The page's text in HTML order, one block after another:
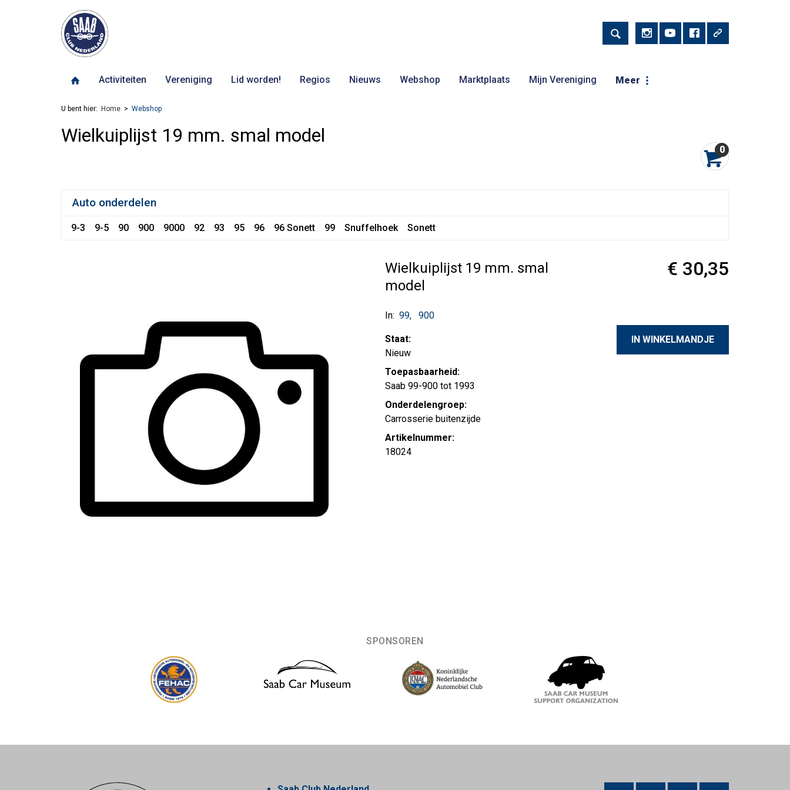
Activiteiten Vereniging Lid worden! Regios Nieuws Webshop Marktplaats Mijn Vereniging Meer
U bent hier: Home Webshop
Wielkuiplijst 19 mm. smal model
0
Auto onderdelen
9-3 9-5 90 900 9000 92 93 95 96 96 Sonett 99 Snuffelhoek Sonett
Wielkuiplijst 19 mm. smal
model
In: 99 900
Staat:
Nieuw
Toepasbaarheid:
Saab 99-900 tot 1993
Onderdelengroep:
Carrosserie buitenzijde
Artikelnummer:
18024
€ 30,35
SPONSOREN